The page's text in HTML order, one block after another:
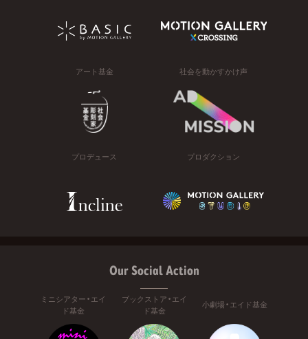
アート基金 社会を動かすかけ声
プロデュース プロダクション
Our Social Action
ミニシアター・エイ
ド基金
ブックストア・エイ
ド基金
小劇場・エイド基金